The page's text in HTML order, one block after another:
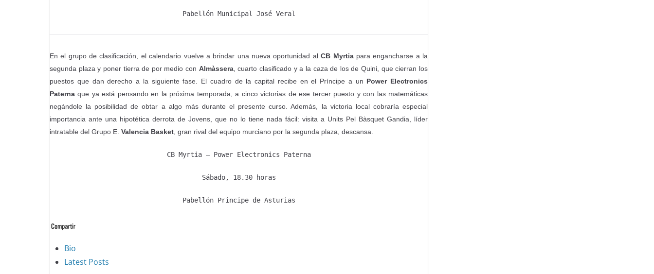
Pabellón Municipal José Veral
En el grupo de clasificación, el calendario vuelve a brindar una nueva oportunidad alCB Myrtiapara engancharse a la
segunda plaza y poner tierra de por medio con Almàssera, cuarto clasificado y a la caza de los de Quini, que cierran los
puestos que dan derecho a la siguiente fase. El cuadro de la capital recibe en el Príncipe a un Power Electronics
Paterna que ya está pensando en la próxima temporada, a cinco victorias de ese tercer puesto y con las matemáticas
negándole la posibilidad de obtar a algo más durante el presente curso. Además, la victoria local cobraría especial
importancia ante una hipotética derrota de Jovens, que no lo tiene nada fácil: visita a Units Pel Bàsquet Gandia, líder
intratable del Grupo E. Valencia Basket , gran rival del equipo murciano por la segunda plaza, descansa.
CB Myrtia – Power Electronics Paterna
Sábado, 18.30 horas
Pabellón Príncipe de Asturias
The
following
Bio
Latest Posts